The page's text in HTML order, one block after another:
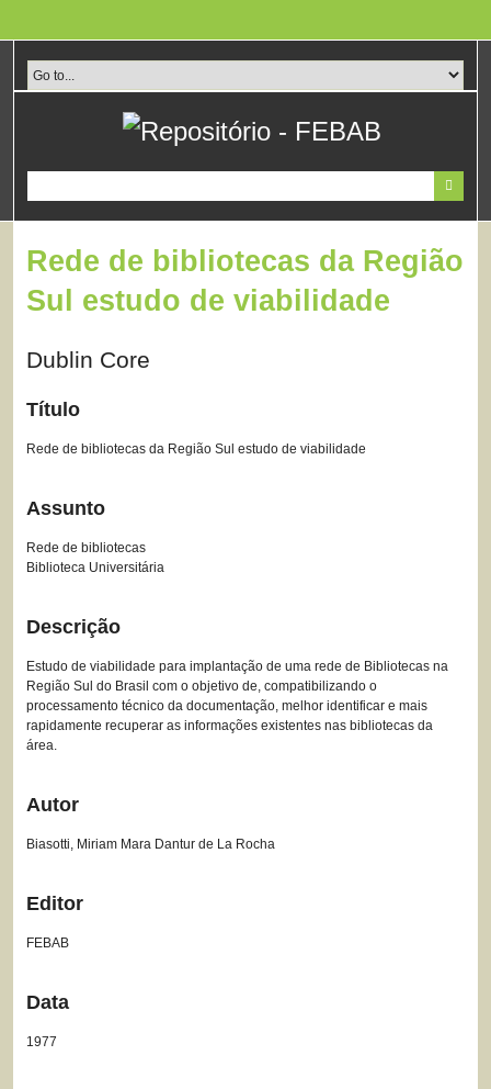
conteúdo
principal
Rede de bibliotecas da Região
Sul estudo de viabilidade
Dublin Core
Título
Rede de bibliotecas da Região Sul estudo de viabilidade
Assunto
Rede de bibliotecas
Biblioteca Universitária
Descrição
Estudo de viabilidade para implantação de uma rede de Bibliotecas na
Região Sul do Brasil com o objetivo de, compatibilizando o
processamento técnico da documentação, melhor identificar e mais
rapidamente recuperar as informações existentes nas bibliotecas da
área.
Autor
Biasotti, Miriam Mara Dantur de La Rocha
Editor
FEBAB
Data
1977